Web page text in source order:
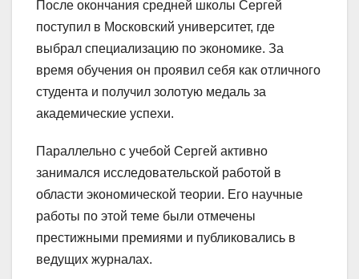
После окончания средней школы Сергей
поступил в Московский университет, где
выбрал специализацию по экономике. За
время обучения он проявил себя как отличного
студента и получил золотую медаль за
академические успехи.
Параллельно с учебой Сергей активно
занимался исследовательской работой в
области экономической теории. Его научные
работы по этой теме были отмечены
престижными премиями и публиковались в
ведущих журналах.